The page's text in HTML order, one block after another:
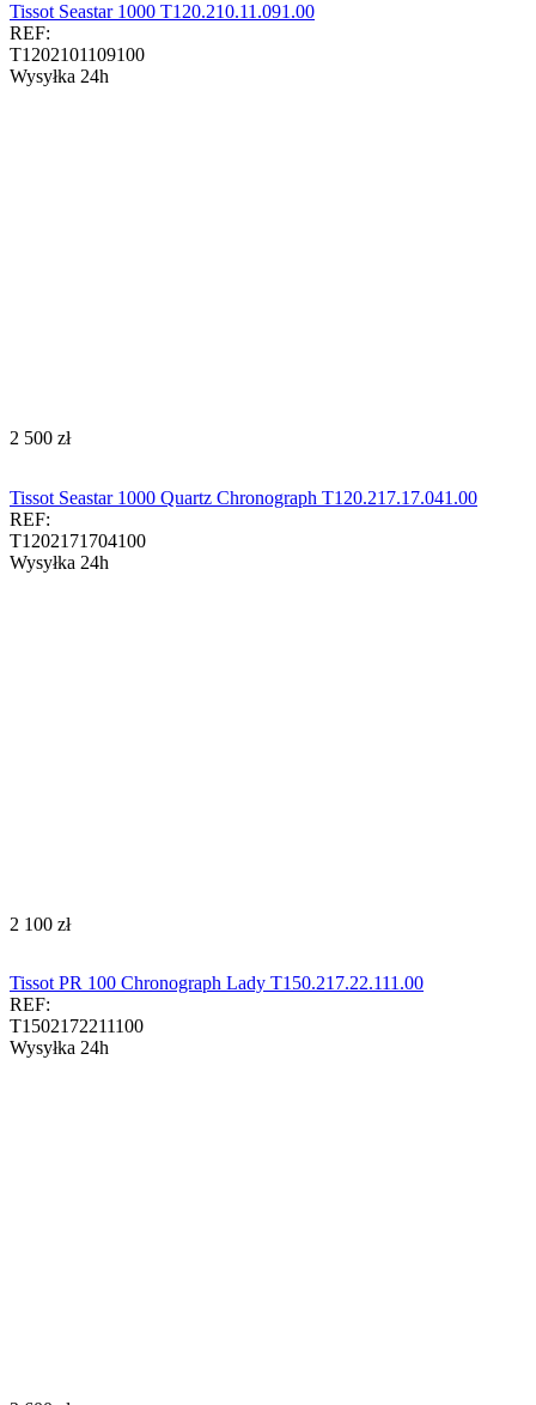
Tissot Seastar 1000 T120.210.11.091.00
REF:
T1202101109100
Wysyłka 24h
‍2 500‍ zł
Tissot Seastar 1000 Quartz Chronograph T120.217.17.041.00​​​
REF:
T1202171704100
Wysyłka 24h
‍2 100‍ zł
Tissot PR 100 Chronograph Lady T150.217.22.111.00
REF:
T1502172211100
Wysyłka 24h